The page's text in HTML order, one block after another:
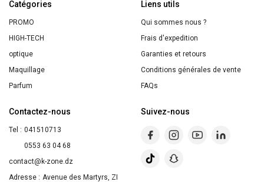
60
Catégories
PROMO
HIGH-TECH
optique
Maquillage
Parfum
Liens utils
Qui sommes nous ?
Frais d'expedition
Garanties et retours
Conditions générales de vente
FAQs
Contactez-nous
Tel : 041510713
0553 63 04 68
contact@k-zone.dz
Adresse : Avenue des Martyrs, ZI
Suivez-nous